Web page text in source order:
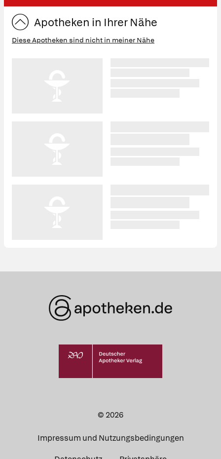
Was Ihre Apotheke
empfiehlt
Ihrer Nähe
Apotheken in Ihrer Nähe
Diese Apotheken sind nicht in meiner Nähe
© 2026
Impressum und Nutzungsbedingungen